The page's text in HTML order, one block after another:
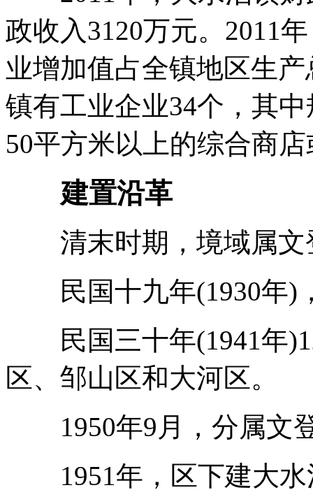
政收入3120万元。2011
业增加值占全镇地区生
镇有工业企业34个，其
50平方米以上的综合商
建置沿革
清末时期，境域属文
民国十九年(1930年)
民国三十年(1941年
区、邹山区和大河区。
1950年9月，分属文
1951年，区下建大水